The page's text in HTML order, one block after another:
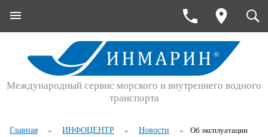
Международный сервис морского и внутреннего водного
транспорта
Главная » ИНФОЦЕНТР » Новости »
Об эксплуатации